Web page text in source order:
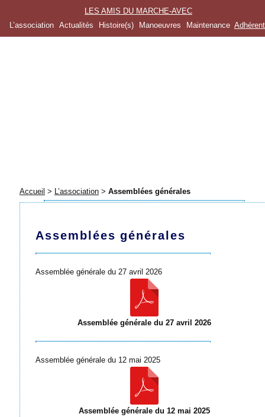
LES AMIS DU MARCHE-AVEC
L’association
Actualités Histoire(s) Manoeuvres Maintenance
Accueil > L’association > Assemblées générales
Assemblées générales
Assemblée générale du 27 avril 2026
Assemblée générale du 27 avril 2026
Assemblée générale du 12 mai 2025
Assemblée générale du 12 mai 2025